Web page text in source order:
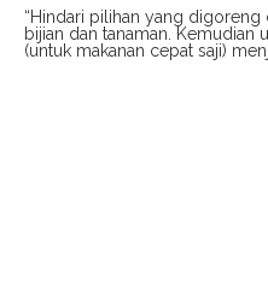
“Hindari pilihan yang
bijian dan tanaman. Kemudian
(untuk makanan cepat saji)